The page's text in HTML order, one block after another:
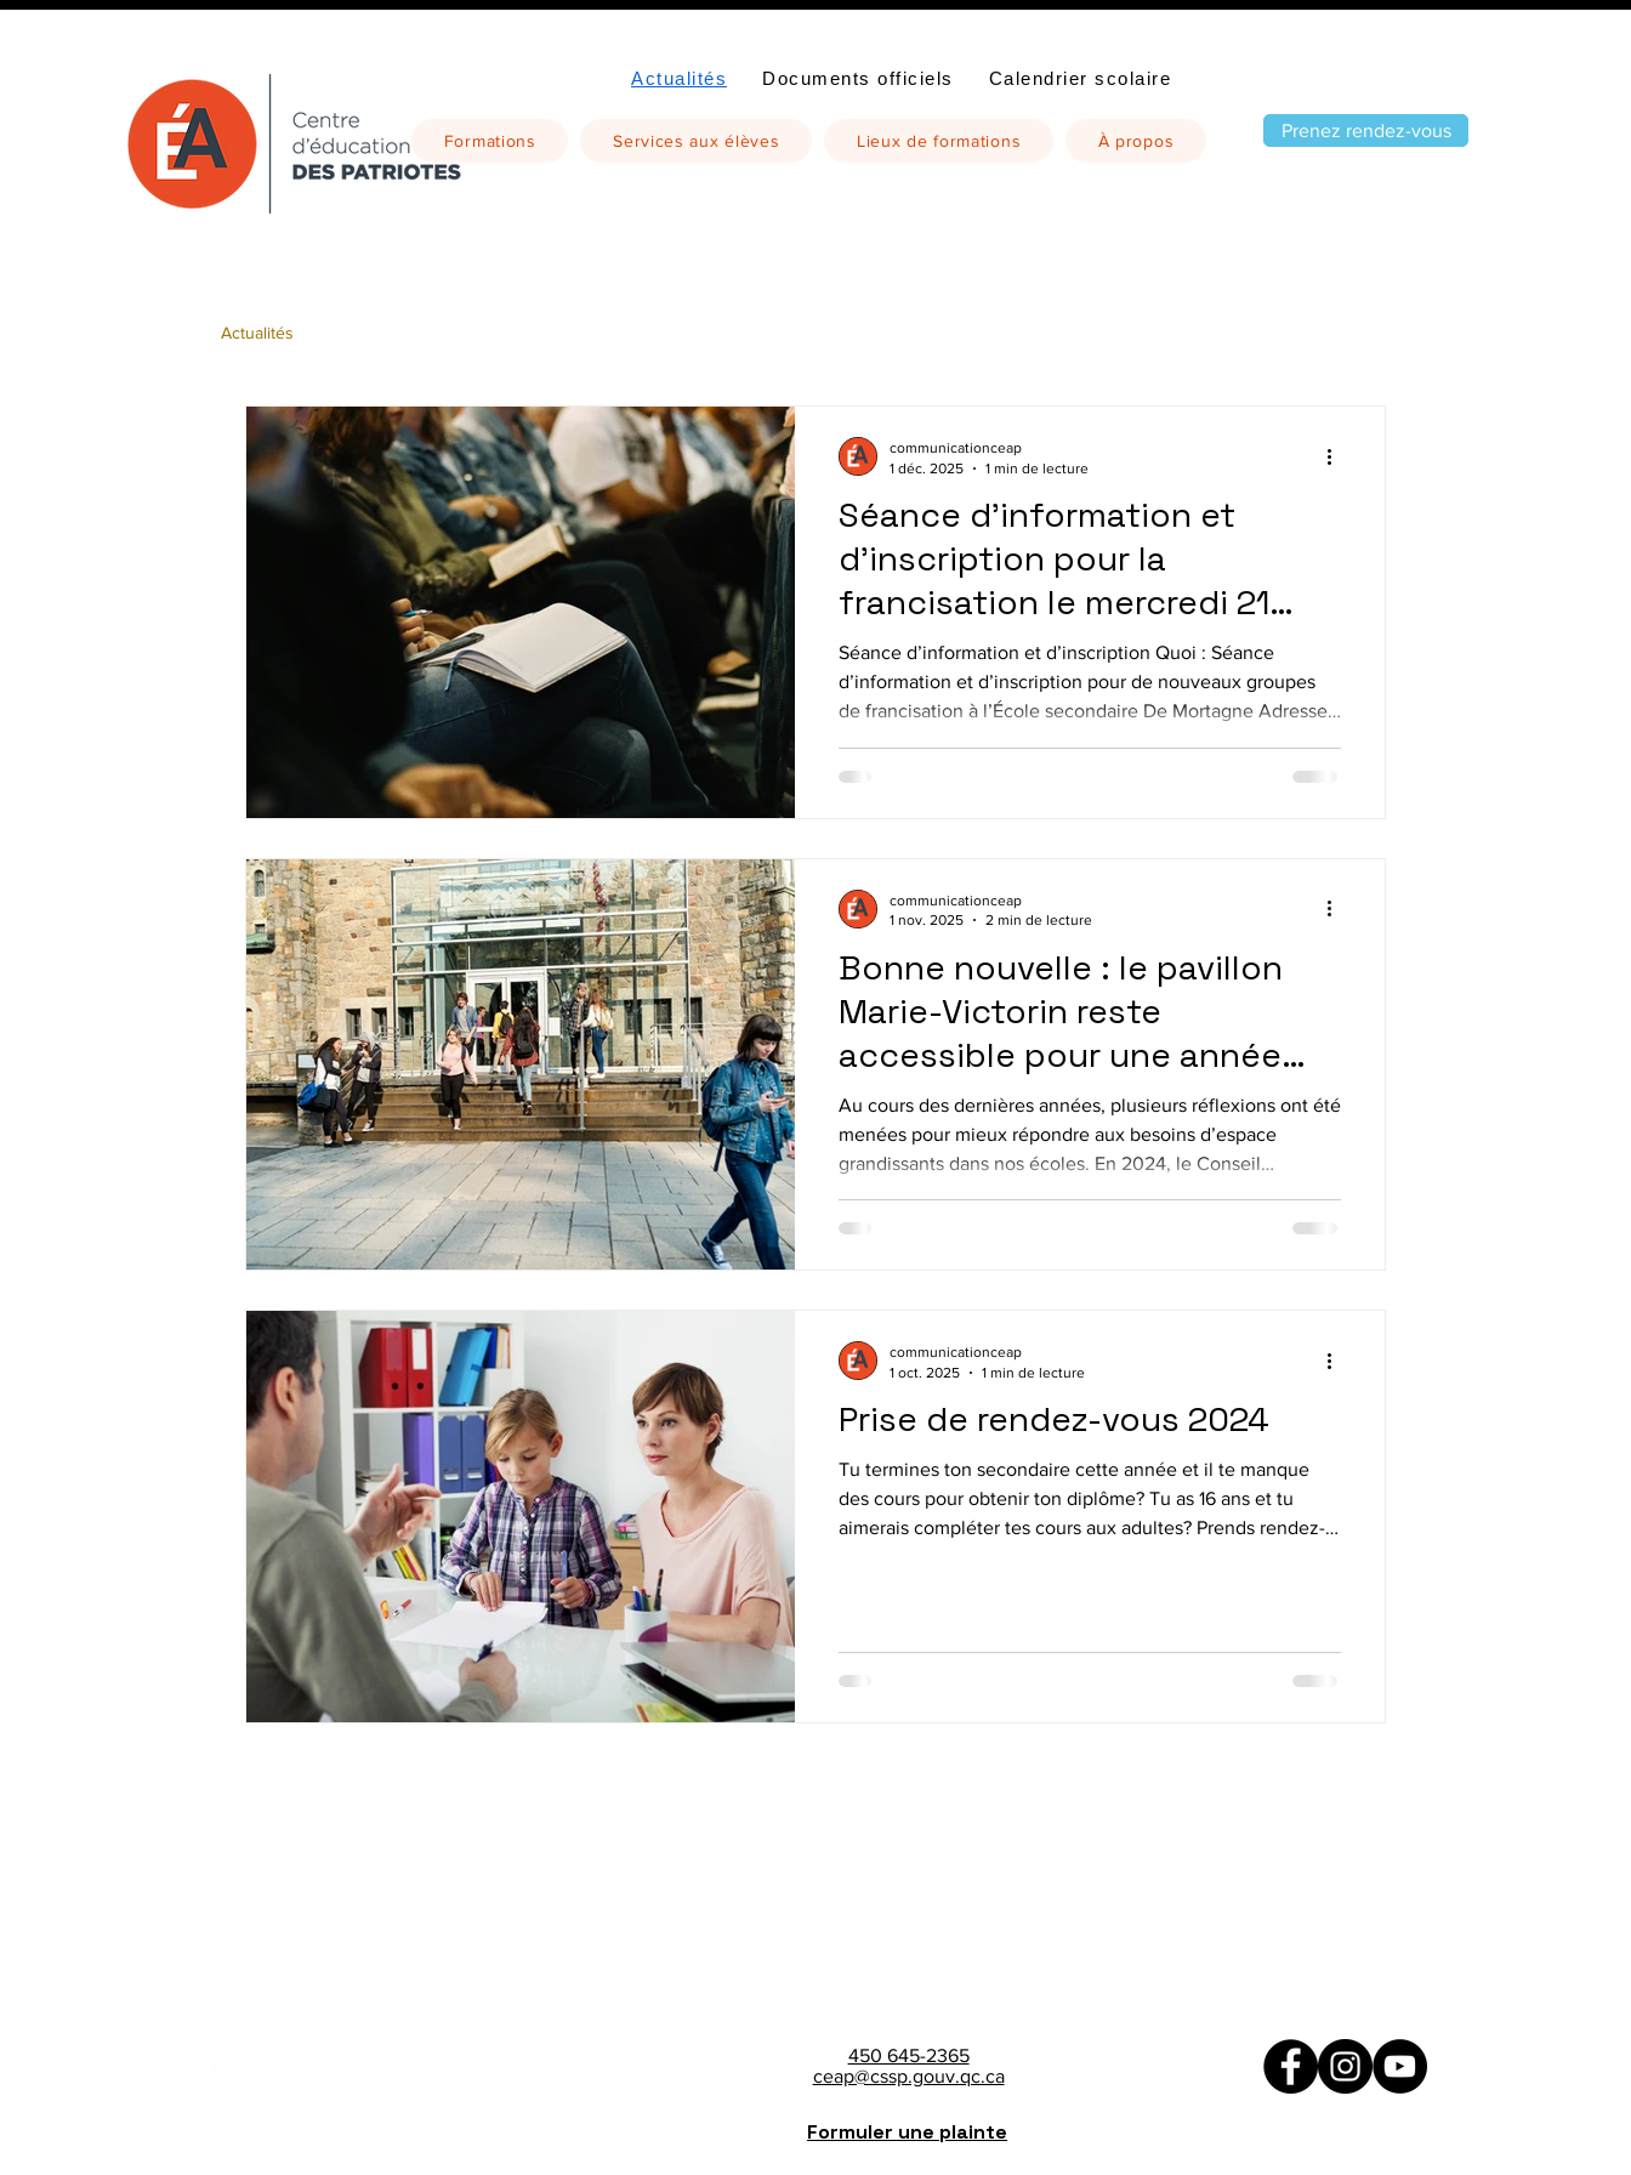
Actualités Documents officiels Calendrier scolaire
Formations Services aux élèves Lieux de formations À propos Prenez rendez-vous
Actualités
Séance d’information et
d’inscription pour la
francisation le mercredi 21
janvier 2026 à 18h
Séance d’information et d’inscription Quoi : Séance
d’information et d’inscription pour de nouveaux groupes
de francisation à l’École secondaire De Mortagne Adresse:
Mercredi le 21 janvier 2026 à 18h Groupes offerts
Cours de jour du lundi au vendredi de 8 h
communicationceap
1 déc. 2025
1 min de lecture
Bonne nouvelle : le pavillon
Marie-Victorin reste
accessible pour une année
supplémentaire
Au cours des dernières années, plusieurs réflexions ont été
menées pour mieux répondre aux besoins d’espace
grandissants dans nos écoles. En 2024, le Conseil
pavillon Marie-Victorin à l’école secondaire le Carrefour ,
officiel à l’année scolaire 2027
communicationceap
1 nov. 2025
2 min de lecture
Prise de rendez-vous 2024
Tu termines ton secondaire cette année et il te manque
des cours pour obtenir ton diplôme? Tu as 16 ans et tu
aimerais compléter tes cours aux adultes? Prends rendez-
compose le (450) 645-2365 poste7000 pour
communicationceap
1 oct. 2025
1 min de lecture
450 645-2365
ceap@cssp.gouv.qc.ca
Formuler une plainte